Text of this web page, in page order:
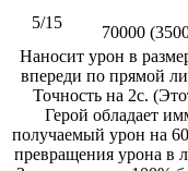
5/15
70000
Наносит урон в
впереди по прямой
Точность на 2с.
Герой обладает
получаемый урон на
превращения урона в